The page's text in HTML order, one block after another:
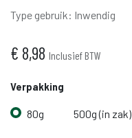
Type gebruik: Inwendig
€ 8,98 Inclusief BTW
Verpakking
80g 500g (in zak)